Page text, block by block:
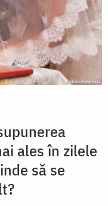
ales în zilele
să se